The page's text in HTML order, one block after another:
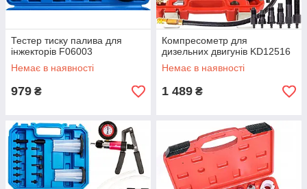
Тестер тиску палива для
інжекторів F06003
Немає в наявності
979 ₴
Компресометр для
дизельних двигунів KD12516
Немає в наявності
1 489 ₴